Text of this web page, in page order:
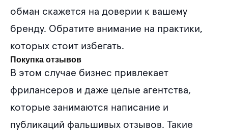
обман скажется на доверии к вашему
бренду. Обратите внимание на практики,
которых стоит избегать.
Покупка отзывов
В этом случае бизнес привлекает
фрилансеров и даже целые агентства,
которые занимаются написание и
публикаций фальшивых отзывов. Такие